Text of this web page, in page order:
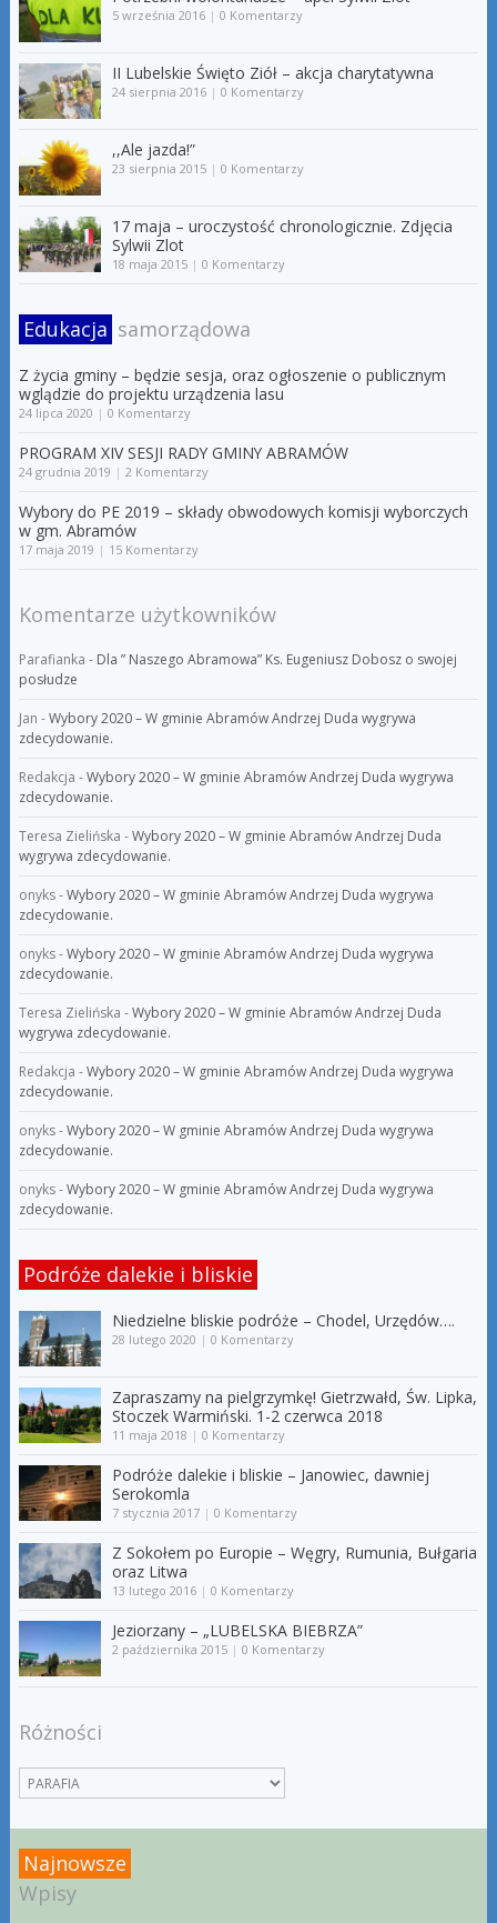
5 września 2016| 0 Komentarzy
II Lubelskie Święto Ziół – akcja charytatywna
24 sierpnia 2016| 0 Komentarzy
,,Ale jazda!”
23 sierpnia 2015| 0 Komentarzy
17 maja – uroczystość chronologicznie. Zdjęcia
Sylwii Zlot
18 maja 2015| 0 Komentarzy
Edukacja samorządowa
Z życia gminy – będzie sesja, oraz ogłoszenie o publicznym
wglądzie do projektu urządzenia lasu
24 lipca 2020 | 0 Komentarzy
PROGRAM XIV SESJI RADY GMINY ABRAMÓW
24 grudnia 2019 | 2 Komentarzy
Wybory do PE 2019 – składy obwodowych komisji wyborczych
w gm. Abramów
17 maja 2019 | 15 Komentarzy
Komentarze użytkowników
Parafianka - Dla ” Naszego Abramowa” Ks. Eugeniusz Dobosz o swojej
posłudze
Jan -Wybory 2020 – W gminie Abramów Andrzej Duda wygrywa
zdecydowanie.
Redakcja -Wybory 2020 – W gminie Abramów Andrzej Duda wygrywa
zdecydowanie.
Teresa Zielińska -Wybory 2020 – W gminie Abramów Andrzej Duda
wygrywa zdecydowanie.
onyks-Wybory 2020 – W gminie Abramów Andrzej Duda wygrywa
zdecydowanie.
onyks-Wybory 2020 – W gminie Abramów Andrzej Duda wygrywa
zdecydowanie.
Teresa Zielińska -Wybory 2020 – W gminie Abramów Andrzej Duda
wygrywa zdecydowanie.
Redakcja -Wybory 2020 – W gminie Abramów Andrzej Duda wygrywa
zdecydowanie.
onyks-Wybory 2020 – W gminie Abramów Andrzej Duda wygrywa
zdecydowanie.
onyks-Wybory 2020 – W gminie Abramów Andrzej Duda wygrywa
zdecydowanie.
Podróże dalekie i bliskie
Niedzielne bliskie podróże – Chodel, Urzędów….
28 lutego 2020 | 0 Komentarzy
Zapraszamy na pielgrzymkę! Gietrzwałd, Św. Lipka,
Stoczek Warmiński. 1-2 czerwca 2018
11 maja 2018 | 0 Komentarzy
Podróże dalekie i bliskie – Janowiec, dawniej
Serokomla
7 stycznia 2017| 0 Komentarzy
Z Sokołem po Europie – Węgry, Rumunia, Bułgaria
oraz Litwa
13 lutego 2016| 0 Komentarzy
Jeziorzany – „LUBELSKA BIEBRZA”
2 października 2015| 0 Komentarzy
Różności
Najnowsze
Wpisy